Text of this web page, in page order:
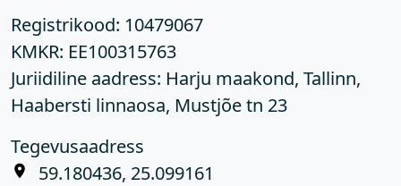
Registrikood: 10479067
KMKR: EE100315763
Juriidiline aadress: Harju maakond, Tallinn,
Haabersti linnaosa, Mustjõe tn 23
Tegevusaadress
59.180436, 25.099161